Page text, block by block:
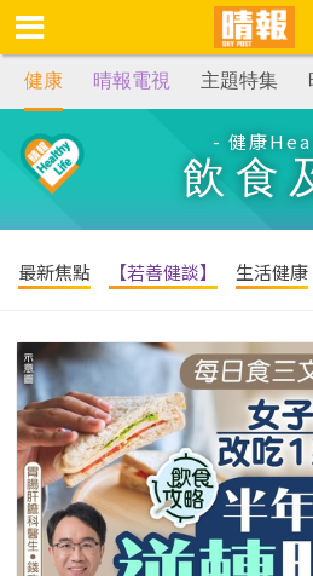
健康 晴報電視 主題特集
- 健康
飲食
最新焦點 【若善健談】 生活健康